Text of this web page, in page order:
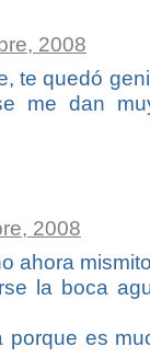
2008
te quedó
me dan
2008
ahora
la boca
porque es